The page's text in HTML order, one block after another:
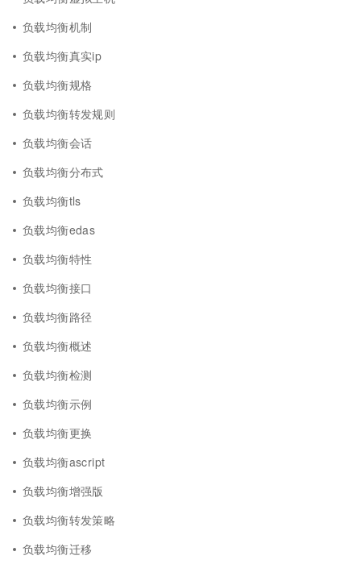
负载均衡机制
负载均衡真实ip
负载均衡规格
负载均衡转发规则
负载均衡会话
负载均衡分布式
负载均衡tls
负载均衡edas
负载均衡特性
负载均衡接口
负载均衡路径
负载均衡概述
负载均衡检测
负载均衡示例
负载均衡更换
负载均衡ascript
负载均衡增强版
负载均衡转发策略
负载均衡迁移